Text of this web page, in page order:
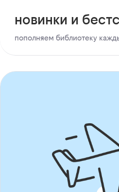
новинки и
пополняем библиотеку